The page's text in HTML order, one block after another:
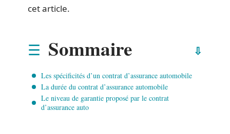
cet article.
Sommaire
Les spécificités d’un contrat d’assurance automobile
La durée du contrat d’assurance automobile
Le niveau de garantie proposé par le contrat
d’assurance auto